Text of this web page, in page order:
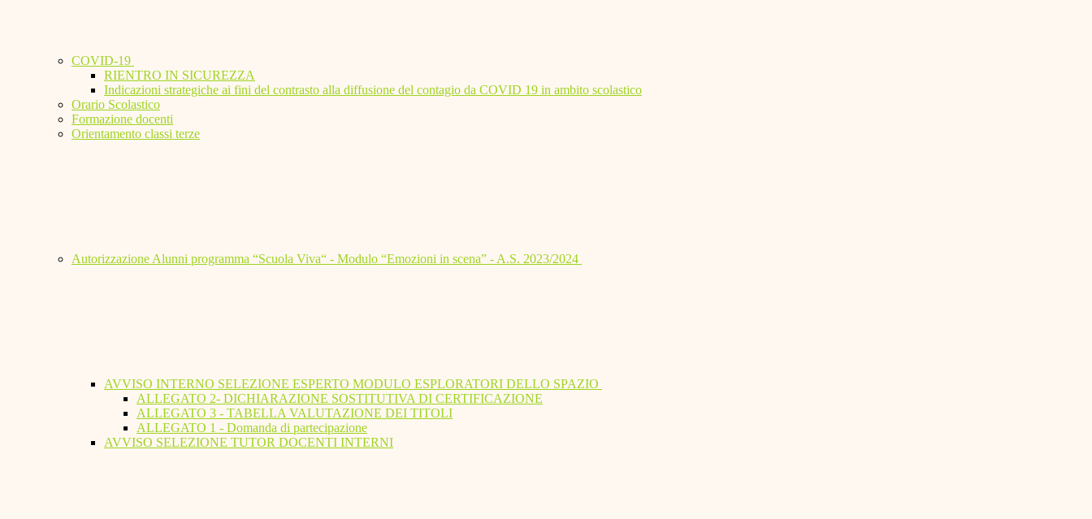
COVID-19
RIENTRO IN SICUREZZA
Indicazioni strategiche ai fini del contrasto alla diffusione del contagio da COVID 19 in ambito scolastico
Orario Scolastico
Formazione docenti
Orientamento classi terze
Autorizzazione Alunni programma “Scuola Viva“ - Modulo “Emozioni in scena” - A.S. 2023/2024
AVVISO INTERNO SELEZIONE ESPERTO MODULO ESPLORATORI DELLO SPAZIO
ALLEGATO 2- DICHIARAZIONE SOSTITUTIVA DI CERTIFICAZIONE
ALLEGATO 3 - TABELLA VALUTAZIONE DEI TITOLI
ALLEGATO 1 - Domanda di partecipazione
AVVISO SELEZIONE TUTOR DOCENTI INTERNI